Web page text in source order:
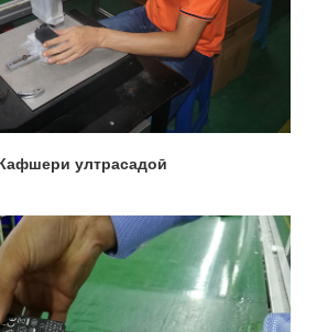
ултрасадоӣ